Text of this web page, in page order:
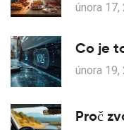
února 17,
Co je
února 19,
Proč